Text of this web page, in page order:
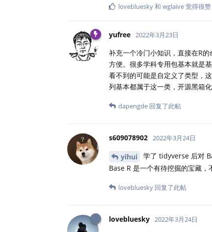
lovebluesky和 wglaive觉得很赞
yufree 2022年3月23日
补充一个冷门小知识，直接在R
方便。很多学科专用包基本就是
看不到的可能是自定义了类型，
列基本都属于这一类，开源黑箱化
dapengde 回复了此帖
s609078902 2022年3月24日
yihui 学了 tidyverse 后对
Base R 是一个有待挖掘的宝藏
lovebluesky 回复了此帖
lovebluesky 2022年3月24日